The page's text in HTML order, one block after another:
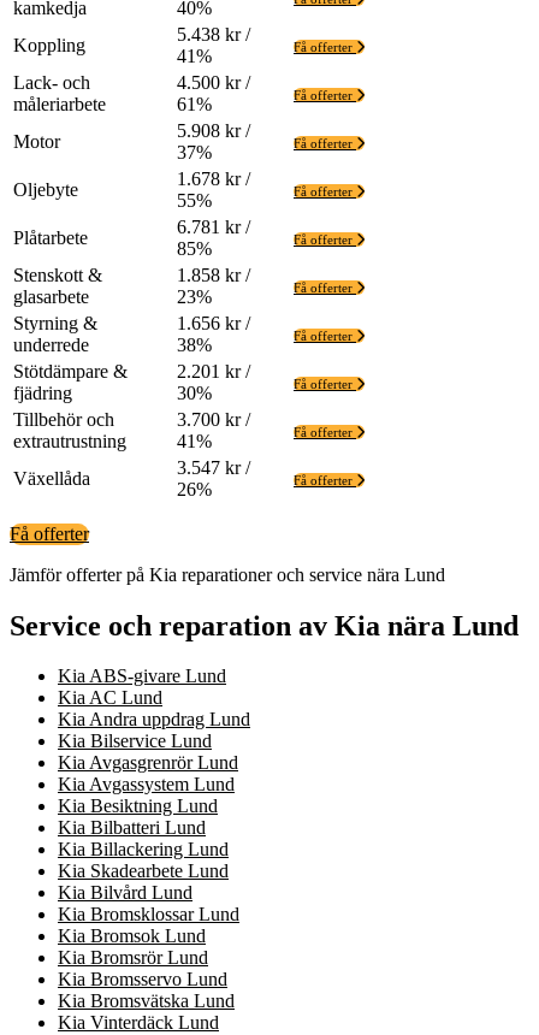
kamkedja
40%
Koppling
5.438 kr /
41%
Få offerter
Lack- och
måleriarbete
4.500 kr /
61%
Få offerter
Motor
5.908 kr /
37%
Få offerter
Oljebyte
1.678 kr /
55%
Få offerter
Plåtarbete
6.781 kr /
85%
Få offerter
Stenskott &
glasarbete
1.858 kr /
23%
Få offerter
Styrning &
underrede
1.656 kr /
38%
Få offerter
Stötdämpare &
fjädring
2.201 kr /
30%
Få offerter
Tillbehör och
extrautrustning
3.700 kr /
41%
Få offerter
Växellåda
3.547 kr /
26%
Få offerter
Få offerter
Jämför offerter på Kia reparationer och service nära Lund
Service och reparation av Kia nära Lund
Kia ABS-givare Lund
Kia AC Lund
Kia Andra uppdrag Lund
Kia Bilservice Lund
Kia Avgasgrenrör Lund
Kia Avgassystem Lund
Kia Besiktning Lund
Kia Bilbatteri Lund
Kia Billackering Lund
Kia Skadearbete Lund
Kia Bilvård Lund
Kia Bromsklossar Lund
Kia Bromsok Lund
Kia Bromsrör Lund
Kia Bromsservo Lund
Kia Bromsvätska Lund
Kia Vinterdäck Lund